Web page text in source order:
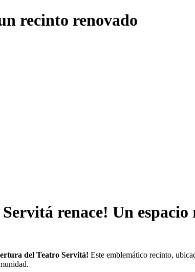
recinto renovado
Servitá renace! Un
del Teatro Servitá! Este emblemático recinto,